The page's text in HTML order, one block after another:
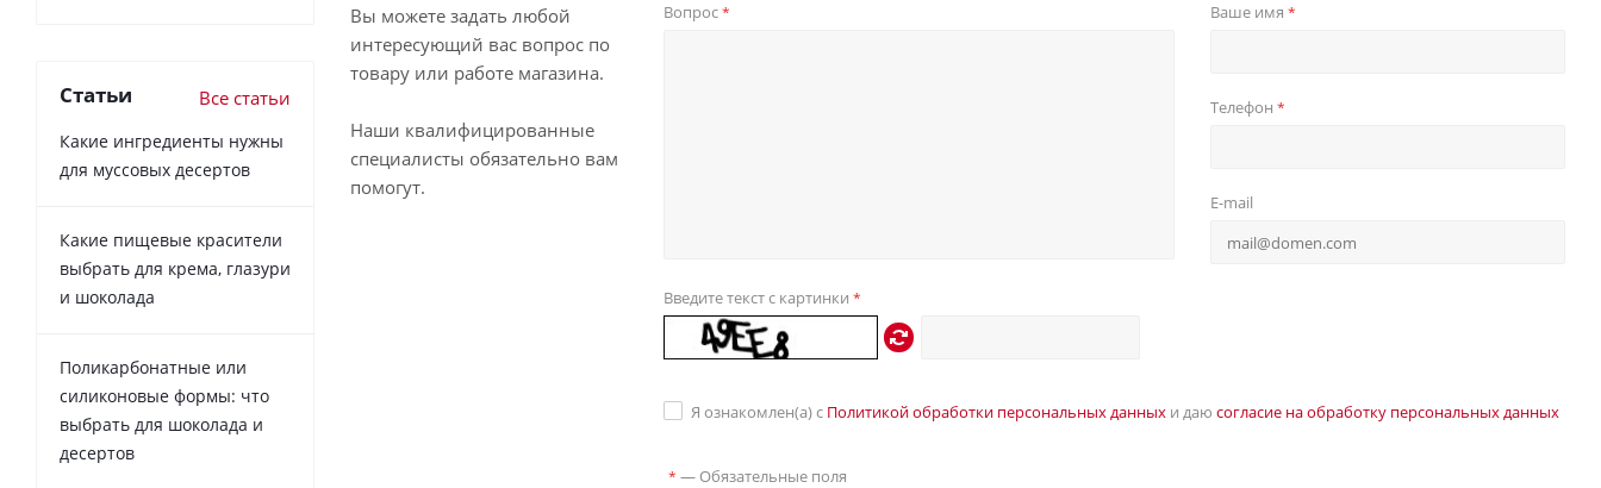
Вы можете задать любой
интересующий вас вопрос по
товару или работе магазина.
Наши квалифицированные
специалисты обязательно вам
помогут.
Вопрос* Ваше имя *
Телефон *
E-mail
Введите текст с картинки *
Я ознакомлен(а) с Политикой обработки персональных данныхи даю согласие на обработку персональных данных
* — Обязательные поля
Статьи Все статьи
Какие ингредиенты нужны
для муссовых десертов
Какие пищевые красители
выбрать для крема, глазури
и шоколада
Поликарбонатные или
силиконовые формы: что
выбрать для шоколада и
десертов